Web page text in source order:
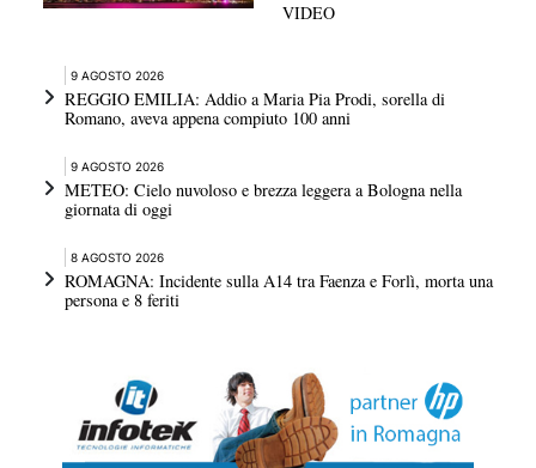
VIDEO
9 AGOSTO 2026
REGGIO EMILIA: Addio a Maria Pia Prodi, sorella di
Romano, aveva appena compiuto 100 anni
9 AGOSTO 2026
METEO: Cielo nuvoloso e brezza leggera a Bologna nella
giornata di oggi
8 AGOSTO 2026
ROMAGNA: Incidente sulla A14 tra Faenza e Forlì, morta una
persona e 8 feriti